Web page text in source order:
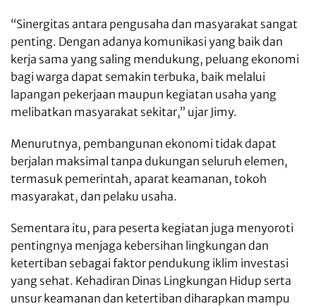
“Sinergitas antara pengusaha dan masyarakat sangat
penting. Dengan adanya komunikasi yang baik dan
kerja sama yang saling mendukung, peluang ekonomi
bagi warga dapat semakin terbuka, baik melalui
lapangan pekerjaan maupun kegiatan usaha yang
melibatkan masyarakat sekitar,” ujar Jimy.
Menurutnya, pembangunan ekonomi tidak dapat
berjalan maksimal tanpa dukungan seluruh elemen,
termasuk pemerintah, aparat keamanan, tokoh
masyarakat, dan pelaku usaha.
Sementara itu, para peserta kegiatan juga menyoroti
pentingnya menjaga kebersihan lingkungan dan
ketertiban sebagai faktor pendukung iklim investasi
yang sehat. Kehadiran Dinas Lingkungan Hidup serta
unsur keamanan dan ketertiban diharapkan mampu